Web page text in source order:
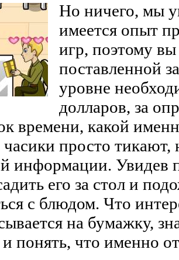
Но ничего, мы
имеется опыт
игр, поэтому
поставленной
уровне
долларов, за
времени, какой
просто тикают,
информации. Увидев
его за стол и
с блюдом. Что
на бумажку,
понять, что именно